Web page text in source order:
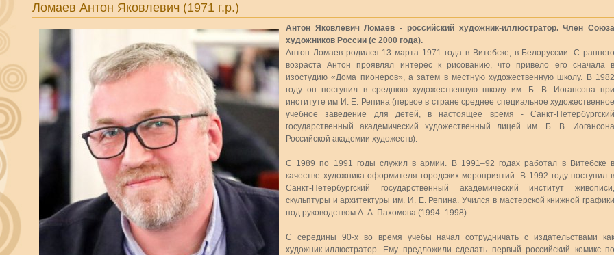
Ломаев Антон Яковлевич (1971 г.р.)
Антон Яковлевич Ломаев - российский художник-иллюстратор. Член Союза
художников России (с 2000 года).
Антон Ломаев родился 13 марта 1971 года в Витебске, в Белоруссии. С раннего
возраста Антон проявлял интерес к рисованию, что привело его сначала в
изостудию «Дома пионеров», а затем в местную художественную школу. В 1982
году он поступил в среднюю художественную школу им. Б. В. Иогансона при
институте им И. Е. Репина (первое в стране среднее специальное художественное
учебное заведение для детей, в настоящее время - Санкт-Петербургский
государственный академический художественный лицей им. Б. В. Иогансона
Российской академии художеств).
С 1989 по 1991 годы служил в армии. В 1991–92 годах работал в Витебске в
качестве художника-оформителя городских мероприятий. В 1992 году поступил в
Санкт-Петербургский государственный академический институт живописи,
скульптуры и архитектуры им. И. Е. Репина. Учился в мастерской книжной графики
под руководством А. А. Пахомова (1994–1998).
С середины 90-х во время учебы начал сотрудничать с издательствами как
художник-иллюстратор. Ему предложили сделать первый российский комикс по